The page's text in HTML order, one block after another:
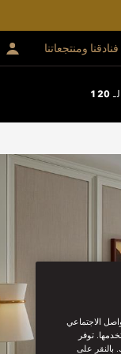
فنادقنا ومنتجعاتنا
الاجتماعي
توفر
بالنقر على